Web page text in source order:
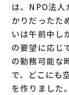
は、NPO法
かりだったた
いは午前中し
の要望に応じ
の勤務可能な
で、どこにも
を作りました